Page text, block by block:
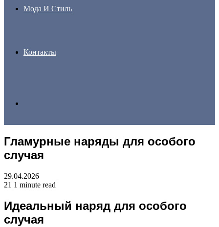
Мода И Стиль
Контакты
for
Гламурные наряды для особого
случая
29.04.2026
21 1 minute read
Идеальный наряд для особого
случая